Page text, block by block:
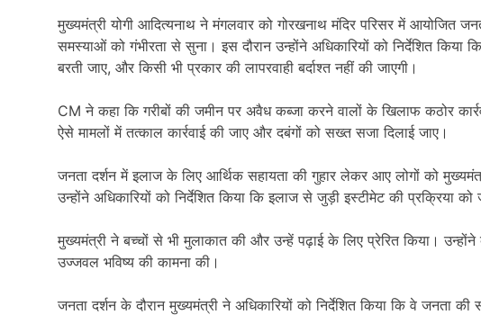
मुख्यमंत्री योगी आदित्यनाथ ने मंगलवार को गोरखनाथ मंदिर परिसर में आयोजित
समस्याओं को गंभीरता से सुना। इस दौरान उन्होंने अधिकारियों को निर्देशित
बरती जाए, और किसी भी प्रकार की लापरवाही बर्दाश्त नहीं की जाएगी।
CM ने कहा कि गरीबों की जमीन पर अवैध कब्जा करने वालों के खिलाफ कठोर
ऐसे मामलों में तत्काल कार्रवाई की जाए और दबंगों को सख्त सजा दिलाई जाए।
जनता दर्शन में इलाज के लिए आर्थिक सहायता की गुहार लेकर आए लोगों को
उन्होंने अधिकारियों को निर्देशित किया कि इलाज से जुड़ी इस्टीमेट की प्रक्रिया
मुख्यमंत्री ने बच्चों से भी मुलाकात की और उन्हें पढ़ाई के लिए प्रेरित किया।
उज्जवल भविष्य की कामना की।
जनता दर्शन के दौरान मुख्यमंत्री ने अधिकारियों को निर्देशित किया कि वे जनता